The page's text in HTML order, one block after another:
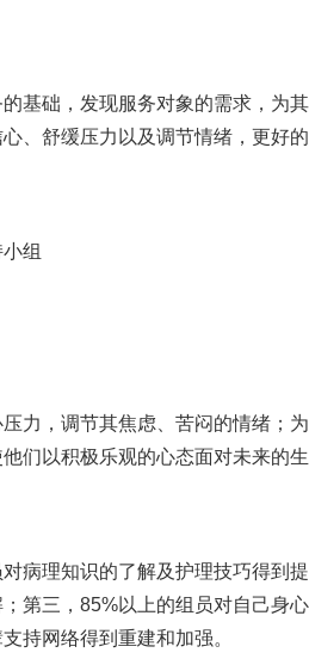
基础，发现服务对象的需求，为
、舒缓压力以及调节情绪，更好
组
力，调节其焦虑、苦闷的情绪；
们以积极乐观的心态面对未来的
病理知识的了解及护理技巧得到
第三，85%以上的组员对自己身
持网络得到重建和加强。